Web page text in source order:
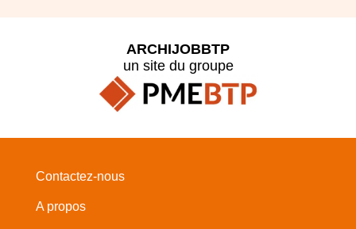
ARCHIJOBBTP
un site du groupe
Contactez-nous
A propos